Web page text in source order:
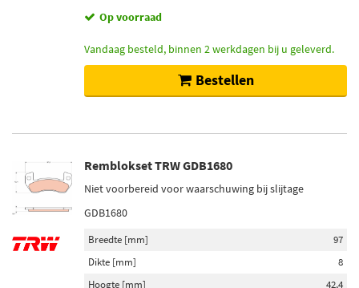
Op voorraad
Vandaag besteld, binnen 2 werkdagen bij u geleverd.
Bestellen
Remblokset TRW GDB1680
Niet voorbereid voor waarschuwing bij slijtage
GDB1680
Breedte [mm]
97
Dikte [mm]
8
Hoogte [mm]
42,4